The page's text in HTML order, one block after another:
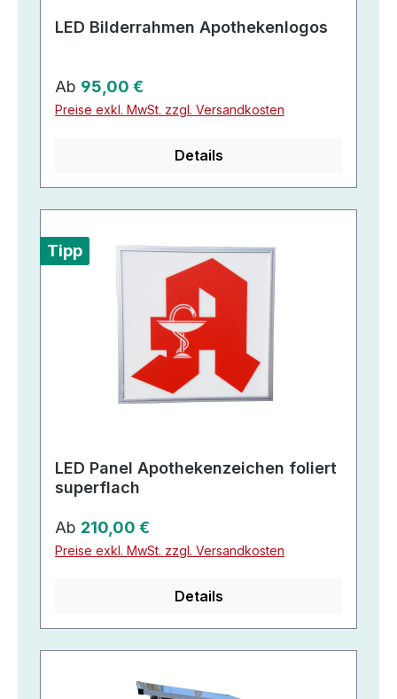
LED Bilderrahmen Apothekenlogos
Regulärer Preis:
Ab 95,00 €
Preise exkl. MwSt. zzgl. Versandkosten
Details
Tipp
LED Panel Apothekenzeichen foliert
superflach
Regulärer Preis:
Ab 210,00 €
Preise exkl. MwSt. zzgl. Versandkosten
Details